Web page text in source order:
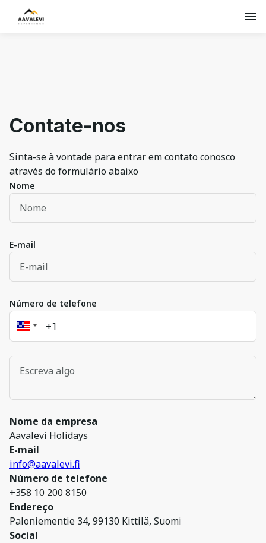
Contate-nos
Sinta-se à vontade para entrar em contato conosco
através do formulário abaixo
Nome
E-mail
Número de telefone
Nome da empresa
Aavalevi Holidays
E-mail
info@aavalevi.fi
Número de telefone
+358 10 200 8150
Endereço
Paloniementie 34, 99130 Kittilä, Suomi
Social